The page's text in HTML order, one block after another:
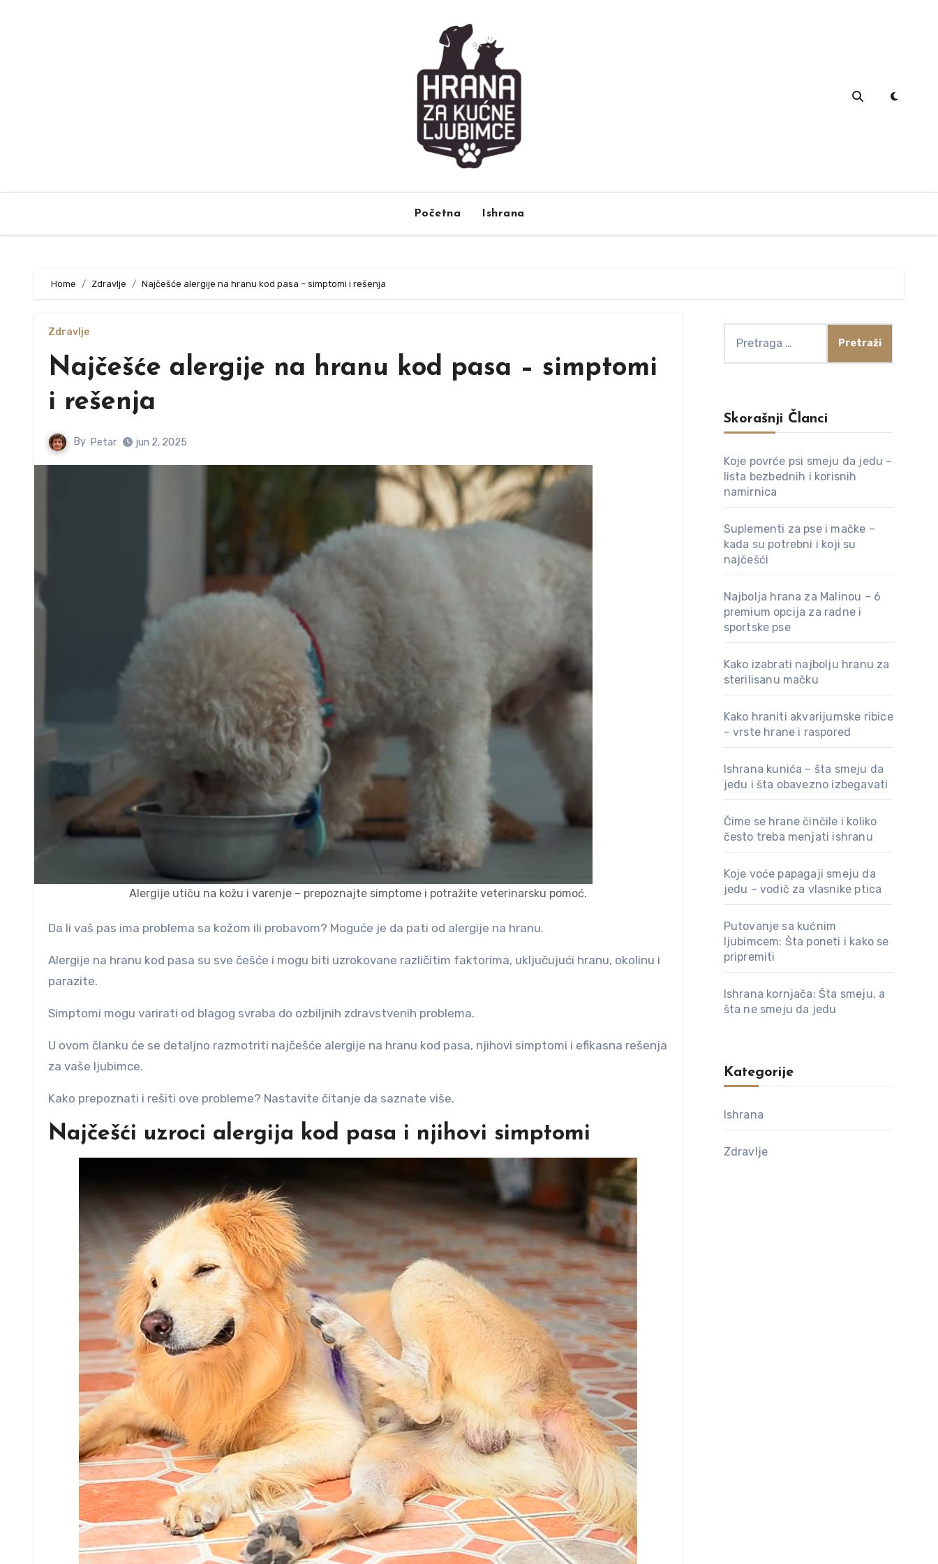
Početna Ishrana
Home Zdravlje Najčešće alergije na hranu kod pasa – simptomi i rešenja
Zdravlje
Najčešće alergije na hranu kod pasa – simptomi
i rešenja
By Petar jun 2, 2025
Alergije utiču na kožu i varenje – prepoznajte simptome i potražite veterinarsku pomoć.
Da li vaš pas ima problema sa kožom ili probavom? Moguće je da pati od alergije na hranu.
Alergije na hranu kod pasa su sve češće i mogu biti uzrokovane različitim faktorima, uključujući hranu, okolinu i
parazite.
Simptomi mogu varirati od blagog svraba do ozbiljnih zdravstvenih problema.
U ovom članku će se detaljno razmotriti najčešće alergije na hranu kod pasa, njihovi simptomi i efikasna rešenja
za vaše ljubimce.
Kako prepoznati i rešiti ove probleme? Nastavite čitanje da saznate više.
Najčešći uzroci alergija kod pasa i njihovi simptomi
Skorašnji Članci
Koje povrće psi smeju da jedu –
lista bezbednih i korisnih
namirnica
Suplementi za pse i mačke –
kada su potrebni i koji su
najčešći
Najbolja hrana za Malinou – 6
premium opcija za radne i
sportske pse
Kako izabrati najbolju hranu za
sterilisanu mačku
Kako hraniti akvarijumske ribice
– vrste hrane i raspored
Ishrana kunića – šta smeju da
jedu i šta obavezno izbegavati
Čime se hrane činčile i koliko
često treba menjati ishranu
Koje voće papagaji smeju da
jedu – vodič za vlasnike ptica
Putovanje sa kućnim
ljubimcem: Šta poneti i kako se
pripremiti
Ishrana kornjača: Šta smeju, a
šta ne smeju da jedu
Kategorije
Ishrana
Zdravlje